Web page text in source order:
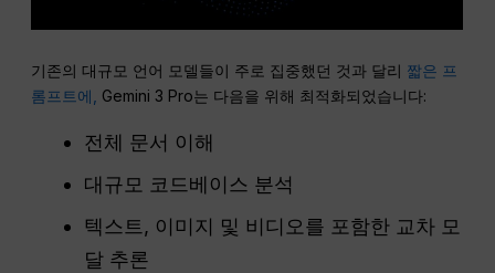
기존의 대규모 언어 모델들이 주로 집중했던 것과 달리 짧은 프
롬프트에, Gemini 3 Pro는 다음을 위해 최적화되었습니다:
전체 문서 이해
대규모 코드베이스 분석
텍스트, 이미지 및 비디오를 포함한 교차 모
달 추론